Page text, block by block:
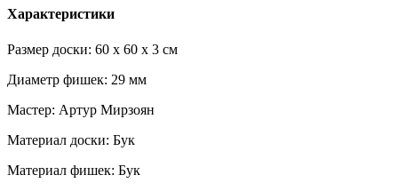
Характеристики
Размер доски: 60 x 60 x 3 см
Диаметр фишек: 29 мм
Мастер: Артур Мирзоян
Материал доски: Бук
Материал фишек: Бук